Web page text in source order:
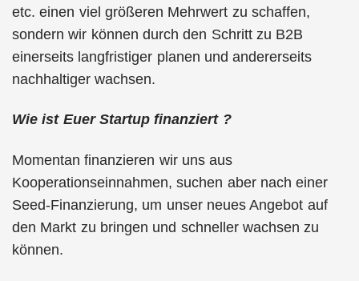
etc. einen viel größeren Mehrwert zu schaffen,
sondern wir können durch den Schritt zu B2B
einerseits langfristiger planen und andererseits
nachhaltiger wachsen.
Wie ist Euer Startup finanziert ?
Momentan finanzieren wir uns aus
Kooperationseinnahmen, suchen aber nach einer
Seed-Finanzierung, um unser neues Angebot auf
den Markt zu bringen und schneller wachsen zu
können.